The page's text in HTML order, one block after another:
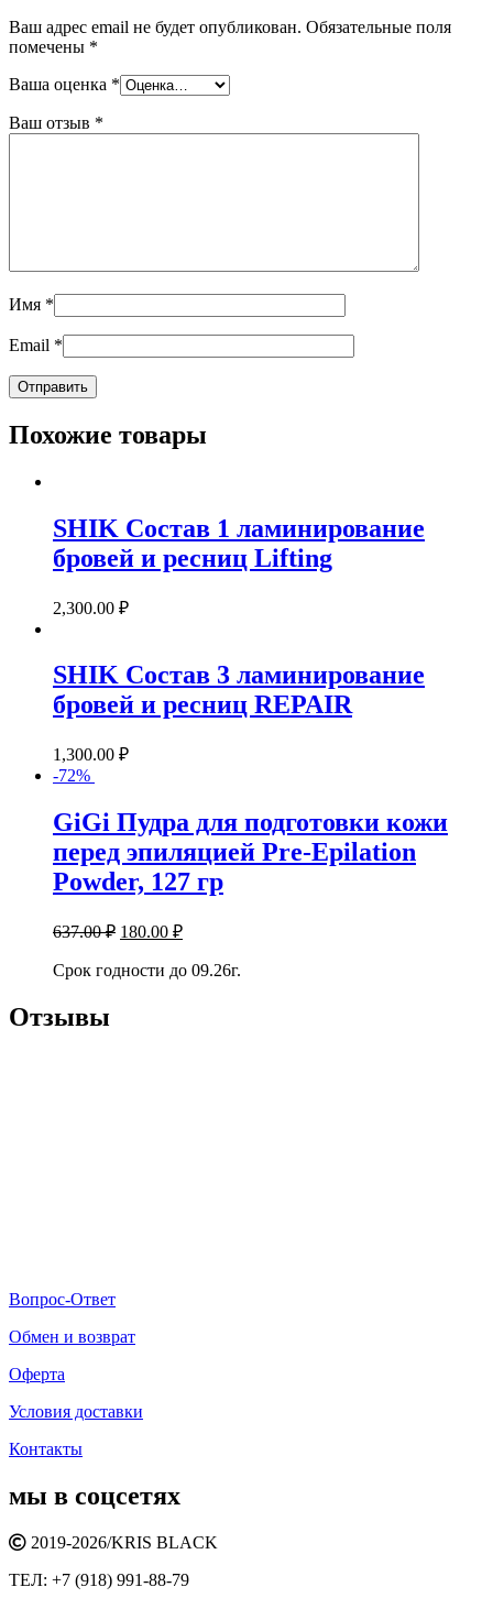
Ваш адрес email не будет опубликован. Обязательные поля
помечены *
Ваша оценка *
Ваш отзыв *
Имя *
Email *
Похожие товары
SHIK Состав 1 ламинирование
бровей и ресниц Lifting
2,300.00 ₽
SHIK Состав 3 ламинирование
бровей и ресниц REPAIR
1,300.00 ₽
-72%
GiGi Пудра для подготовки кожи
перед эпиляцией Pre-Epilation
Powder, 127 гр
637.00₽ 180.00 ₽
Срок годности до 09.26г.
Отзывы
Вопрос-Ответ
Обмен и возврат
Оферта
Условия доставки
Контакты
мы в соцсетях
2019-2026/KRIS BLACK
ТЕЛ: +7 (918) 991-88-79